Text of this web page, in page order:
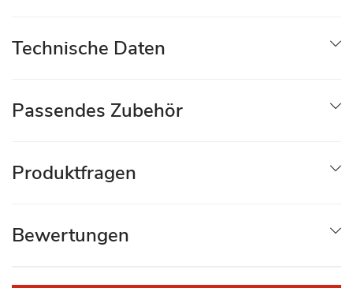
Technische Daten
Passendes Zubehör
Produktfragen
Bewertungen